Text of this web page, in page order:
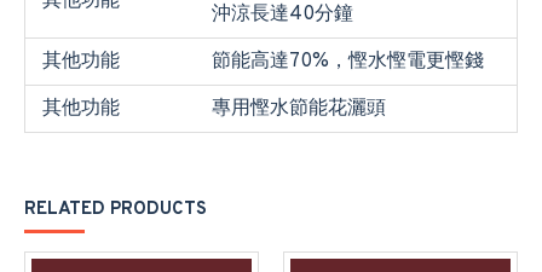
沖涼長達40分鐘
其他功能
節能高達70%，慳水慳電更慳錢
其他功能
專用慳水節能花灑頭
RELATED PRODUCTS